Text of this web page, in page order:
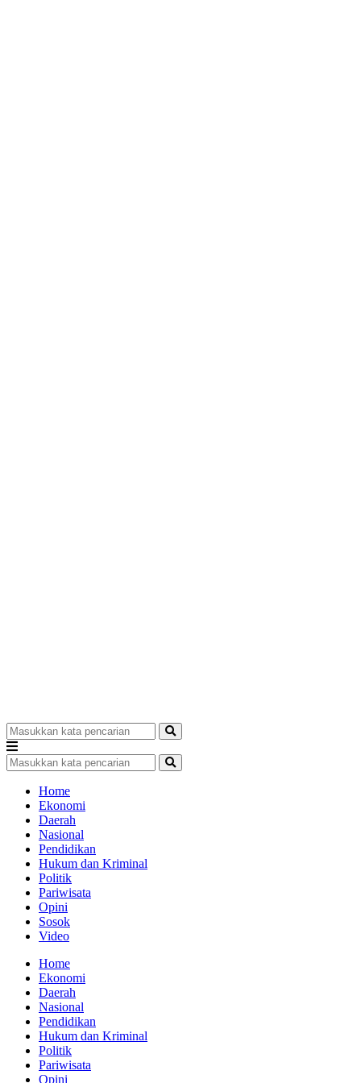
Home
Ekonomi
Daerah
Nasional
Pendidikan
Hukum dan Kriminal
Politik
Pariwisata
Opini
Sosok
Video
Home
Ekonomi
Daerah
Nasional
Pendidikan
Hukum dan Kriminal
Politik
Pariwisata
Opini